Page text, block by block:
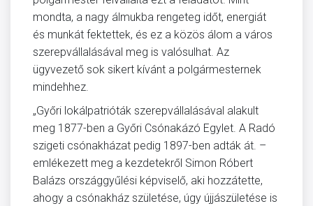
mondta, a nagy álmukba rengeteg időt, energiát
és munkát fektettek, és ez a közös álom a város
szerepvállalásával meg is valósulhat. Az
ügyvezető sok sikert kívánt a polgármesternek
mindehhez.
„Győri lokálpatrióták szerepvállalásával alakult
meg 1877-ben a Győri Csónakázó Egylet. A Radó
szigeti csónakházat pedig 1897-ben adták át. –
emlékezett meg a kezdetekről Simon Róbert
Balázs országgyűlési képviselő, aki hozzátette,
ahogy a csónakház születése, úgy újjászületése is